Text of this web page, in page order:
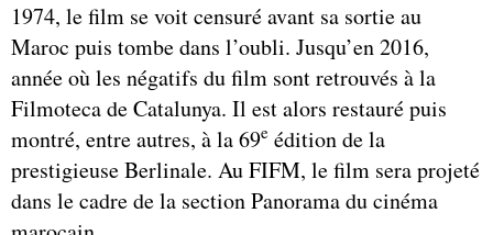
1974, le film se voit censuré avant sa sortie au
Maroc puis tombe dans l’oubli. Jusqu’en 2016,
année où les négatifs du film sont retrouvés à la
Filmoteca de Catalunya. Il est alors restauré puis
montré, entre autres, à la 69e édition de la
prestigieuse Berlinale. Au FIFM, le film sera projeté
dans le cadre de la section Panorama du cinéma